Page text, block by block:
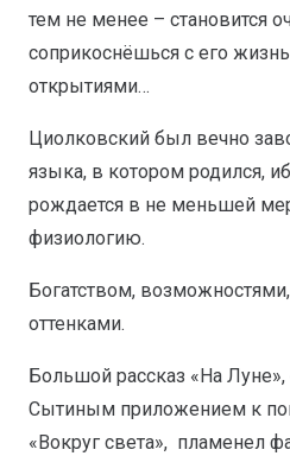
тем не менее – становится
соприкоснёшься с его
открытиями…
Циолковский был вечно
языка, в котором родился,
рождается в не меньшей
физиологию.
Богатством,
оттенками.
Большой рассказ «На
Сытиным приложением к
«Вокруг света», пламенел